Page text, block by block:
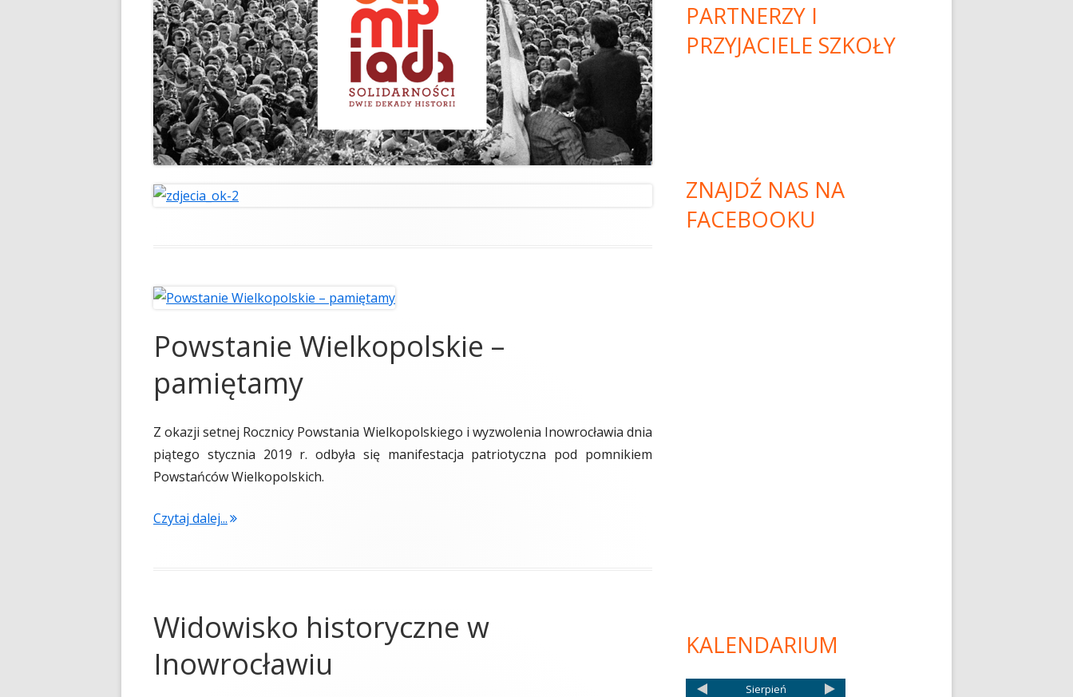
Powstanie Wielkopolskie –
pamiętamy
Z okazji setnej Rocznicy Powstania Wielkopolskiego i wyzwolenia Inowrocławia dnia
piątego stycznia 2019 r. odbyła się manifestacja patriotyczna pod pomnikiem
Powstańców Wielkopolskich.
Czytaj dalej...
Widowisko historyczne w
Inowrocławiu
PARTNERZY I
PRZYJACIELE SZKOŁY
ZNAJDŹ NAS NA
FACEBOOKU
KALENDARIUM
Sierpień